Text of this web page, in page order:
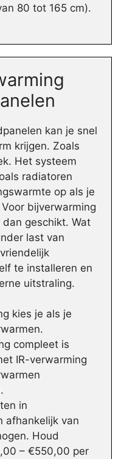
80 tot 165 cm).
kan je snel
krijgen. Zoals
Het systeem
radiatoren
op als je
bijverwarming
geschikt. Wat
last van
te installeren en
uitstraling.
kies je als je
compleet is
IR-verwarming
in
afhankelijk van
Houd
– €550,00 per